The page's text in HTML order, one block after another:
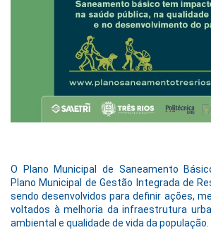
O Plano Municipal de Saneamento
Plano Municipal de Gestão Integrada de
sendo desenvolvidos para definir ações,
voltados à melhoria da infraestrutura
ambiental e qualidade de vida da população.